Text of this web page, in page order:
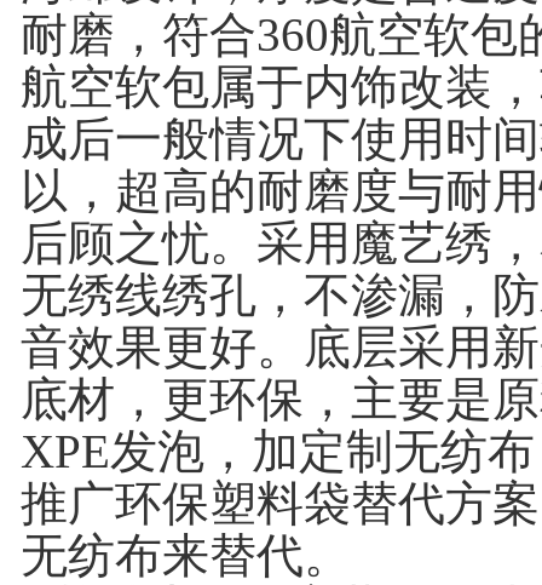
耐磨，符合360航空软包
航空软包属于内饰改装
成后一般情况下使用时
以，超高的耐磨度与耐
后顾之忧。采用魔艺绣
无绣线绣孔，不渗漏，
音效果更好。底层采用
底材，更环保，主要是
XPE发泡，加定制无纺
推广环保塑料袋替代方
无纺布来替代。